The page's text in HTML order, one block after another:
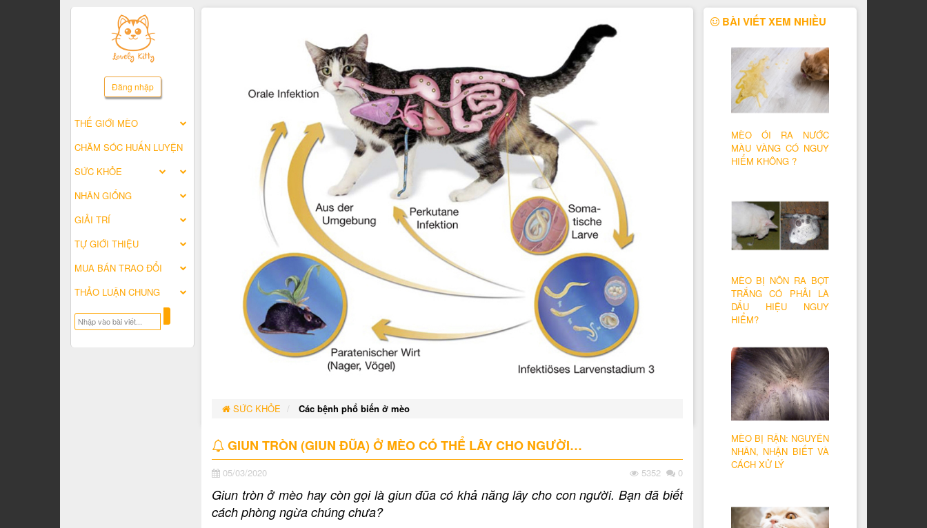
Đăng nhập
THẾ GIỚI MÈO
CHĂM SÓC HUẤN LUYỆN
SỨC KHỎE
NHÂN GIỐNG
GIẢI TRÍ
TỰ GIỚI THIỆU
MUA BÁN TRAO ĐỔI
THẢO LUẬN CHUNG
SỨC KHỎE Các bệnh phổ biến ở mèo
GIUN TRÒN (GIUN ĐŨA) Ở MÈO CÓ THỂ LÂY CHO NGƯỜI…
05/03/2020 5352 0
Giun tròn ở mèo hay còn gọi là giun đũa có khả năng lây cho con người. Bạn đã biết
cách phòng ngừa chúng chưa?
BÀI VIẾT XEM NHIỀU
MÈO ÓI RA NƯỚC
MÀU VÀNG CÓ NGUY
HIỂM KHÔNG ?
MÈO BỊ NÔN RA BỌT
TRẮNG CÓ PHẢI LÀ
DẤU HIỆU NGUY
HIỂM?
MÈO BỊ RẬN: NGUYÊN
NHÂN, NHẬN BIẾT VÀ
CÁCH XỬ LÝ